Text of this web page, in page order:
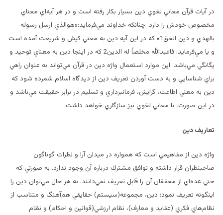
در آيات قرآن معاني لغوي دين بسيار بكار رفته است و در هر آيه‌اي معناي
مخصوص خودش را دارد. چنانكه خداوند مي‌فرمايد:«هوالذي ارسل رسوله
بالهدي و دين الحق1» كه در اين آيه دين به معني كيش و شريعت آمده است
و يا مي‌فرمايد: فاعبدالله مخلصاً له الدين2 كه در اينجا دين به معناي توحيد و
يگانگي مي‌باشد. اين موارد استعمال واژه دين در قرآن مي‌تواند به عنوان راهي
براي شناسايي و به دست آوردن تعريف دين از ديدگاه اسلام شمرده شود كه
دين به معني اطاعت، گرايش، فرمانبرداري و تسليم در برابر حقيقت مي‌باشد و
در اين صورت، با معاني لغوي نيز سازگاري خواهد داشت.
تعاريف دين
واژه دين از مفاهيمي است كه همواره در ميدان آرا و نظرات گوناگون
صاحبنظران قرار داشته و توافق مشترك درباره آن وجود ندارد. به صورتي كه
حتي عده‌اي از محققان آن را قابل تعريف نمي‌دانند. به هر حال مي‌توان دين را
اينگونه تعريف نمود: دين، مجموعه(سيستم) حقايقي هم‌آهنگ و متناسب از
نظام‌هاي فكري (عقايد و معارف)، نظام ارزشي(قوانين و احكام) و نظام